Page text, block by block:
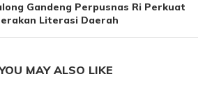
Gandeng Perpusnas Ri Perkuat
Literasi Daerah
MAY ALSO LIKE